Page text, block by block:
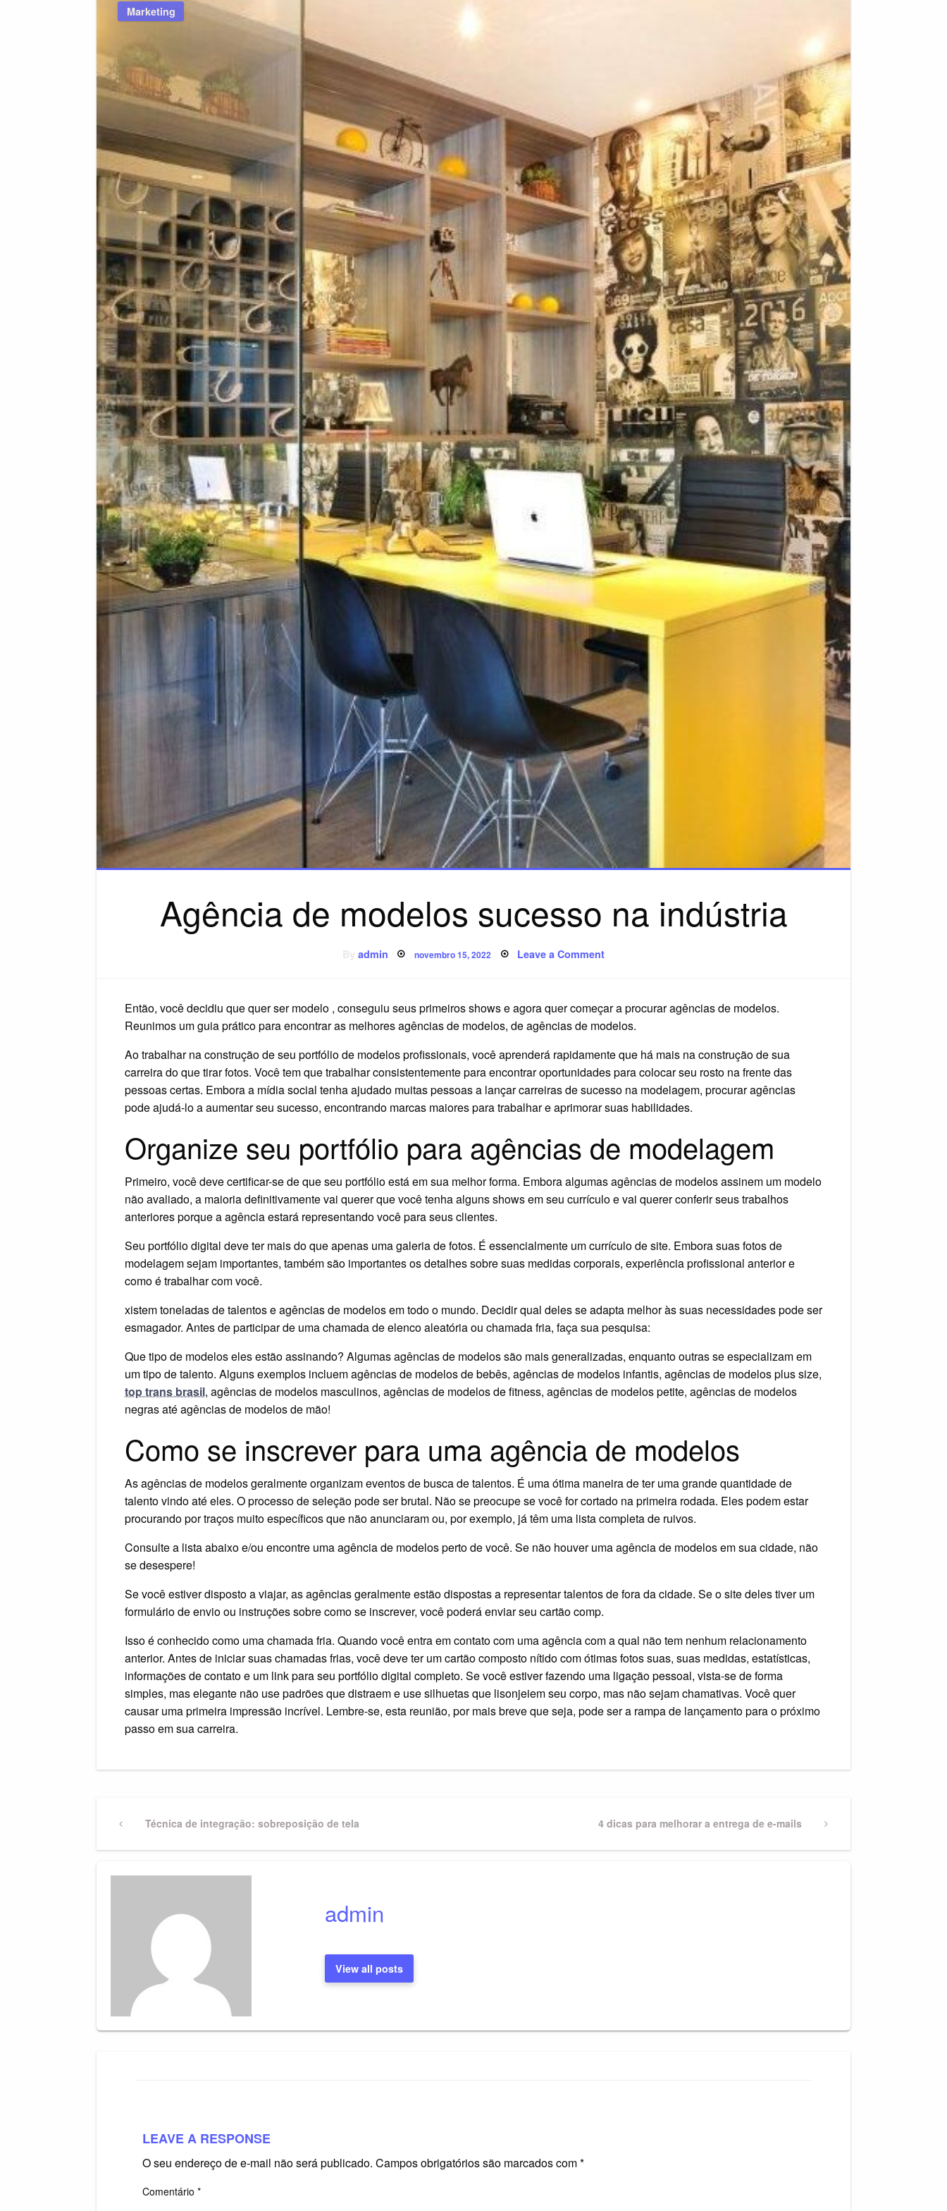
Marketing
Agência de modelos sucesso na indústria
admin Posted
on
novembro 15, 2022 Leave a Commenton
Agência
na
indústria
Então, você decidiu que quer ser modelo , conseguiu seus primeiros shows e agora quer começar a procurar agências de modelos.
Reunimos um guia prático para encontrar as melhores agências de modelos, de agências de modelos.
Ao trabalhar na construção de seu portfólio de modelos profissionais, você aprenderá rapidamente que há mais na construção de sua
carreira do que tirar fotos. Você tem que trabalhar consistentemente para encontrar oportunidades para colocar seu rosto na frente das
pessoas certas. Embora a mídia social tenha ajudado muitas pessoas a lançar carreiras de sucesso na modelagem, procurar agências
pode ajudá-lo a aumentar seu sucesso, encontrando marcas maiores para trabalhar e aprimorar suas habilidades.
Organize seu portfólio para agências de modelagem
Primeiro, você deve certificar-se de que seu portfólio está em sua melhor forma. Embora algumas agências de modelos assinem um modelo
não avaliado, a maioria definitivamente vai querer que você tenha alguns shows em seu currículo e vai querer conferir seus trabalhos
anteriores porque a agência estará representando você para seus clientes.
Seu portfólio digital deve ter mais do que apenas uma galeria de fotos. É essencialmente um currículo de site. Embora suas fotos de
modelagem sejam importantes, também são importantes os detalhes sobre suas medidas corporais, experiência profissional anterior e
como é trabalhar com você.
xistem toneladas de talentos e agências de modelos em todo o mundo. Decidir qual deles se adapta melhor às suas necessidades pode ser
esmagador. Antes de participar de uma chamada de elenco aleatória ou chamada fria, faça sua pesquisa:
Que tipo de modelos eles estão assinando? Algumas agências de modelos são mais generalizadas, enquanto outras se especializam em
um tipo de talento. Alguns exemplos incluem agências de modelos de bebês, agências de modelos infantis, agências de modelos plus size,
top trans brasil, agências de modelos masculinos, agências de modelos de fitness, agências de modelos petite, agências de modelos
negras até agências de modelos de mão!
Como se inscrever para uma agência de modelos
As agências de modelos geralmente organizam eventos de busca de talentos. É uma ótima maneira de ter uma grande quantidade de
talento vindo até eles. O processo de seleção pode ser brutal. Não se preocupe se você for cortado na primeira rodada. Eles podem estar
procurando por traços muito específicos que não anunciaram ou, por exemplo, já têm uma lista completa de ruivos.
Consulte a lista abaixo e/ou encontre uma agência de modelos perto de você. Se não houver uma agência de modelos em sua cidade, não
se desespere!
Se você estiver disposto a viajar, as agências geralmente estão dispostas a representar talentos de fora da cidade. Se o site deles tiver um
formulário de envio ou instruções sobre como se inscrever, você poderá enviar seu cartão comp.
Isso é conhecido como uma chamada fria. Quando você entra em contato com uma agência com a qual não tem nenhum relacionamento
anterior. Antes de iniciar suas chamadas frias, você deve ter um cartão composto nítido com ótimas fotos suas, suas medidas, estatísticas,
informações de contato e um link para seu portfólio digital completo. Se você estiver fazendo uma ligação pessoal, vista-se de forma
simples, mas elegante não use padrões que distraem e use silhuetas que lisonjeiem seu corpo, mas não sejam chamativas. Você quer
causar uma primeira impressão incrível. Lembre-se, esta reunião, por mais breve que seja, pode ser a rampa de lançamento para o próximo
passo em sua carreira.
Navegação
de
PreviousTécnica de integração: sobreposição de tela
Next
4 dicas para melhorar a entrega de e-mails
admin
View all posts
LEAVE A RESPONSE
O seu endereço de e-mail não será publicado. Campos obrigatórios são marcados com*
Comentário *